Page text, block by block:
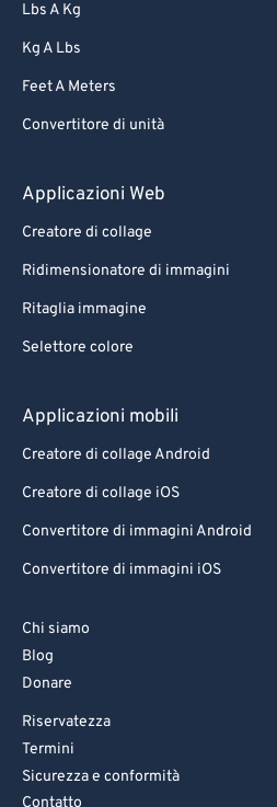
Lbs A Kg
Kg A Lbs
Feet A Meters
Convertitore di unità
Applicazioni Web
Creatore di collage
Ridimensionatore di immagini
Ritaglia immagine
Selettore colore
Applicazioni mobili
Creatore di collage Android
Creatore di collage iOS
Convertitore di immagini Android
Convertitore di immagini iOS
Chi siamo
Blog
Donare
Riservatezza
Termini
Sicurezza e conformità
Contatto